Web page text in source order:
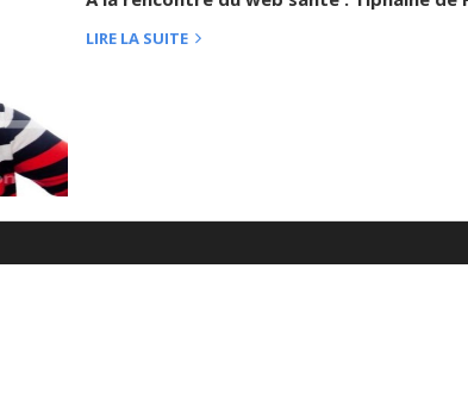
LIRE LA SUITE